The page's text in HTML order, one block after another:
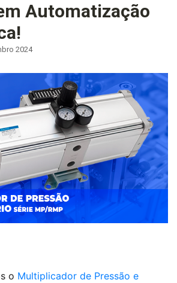
Automatização
2024
o Multiplicador de Pressão e